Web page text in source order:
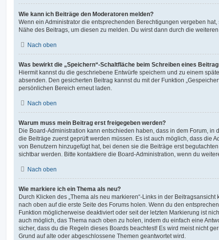
Wie kann ich Beiträge den Moderatoren melden?
Wenn ein Administrator die entsprechenden Berechtigungen vergeben
Nähe des Beitrags, um diesen zu melden. Du wirst dann durch die
Nach oben
Was bewirkt die „Speichern“-Schaltfläche beim Schreiben eines
Hiermit kannst du die geschriebene Entwürfe speichern und zu einem
absenden. Den gesicherten Beitrag kannst du mit der Funktion
persönlichen Bereich erneut laden.
Nach oben
Warum muss mein Beitrag erst freigegeben werden?
Die Board-Administration kann entschieden haben, dass in dem Forum, in
die Beiträge zuerst geprüft werden müssen. Es ist auch möglich, dass die
von Benutzern hinzugefügt hat, bei denen sie die Beiträge erst
sichtbar werden. Bitte kontaktiere die Board-Administration, wenn du
Nach oben
Wie markiere ich ein Thema als neu?
Durch Klicken des „Thema als neu markieren“-Links in der
nach oben auf die erste Seite des Forums holen. Wenn du den
Funktion möglicherweise deaktiviert oder seit der letzten Markierung ist
auch möglich, das Thema nach oben zu holen, indem du einfach eine
sicher, dass du die Regeln dieses Boards beachtest! Es wird meist nicht
Grund auf alte oder abgeschlossene Themen geantwortet wird.